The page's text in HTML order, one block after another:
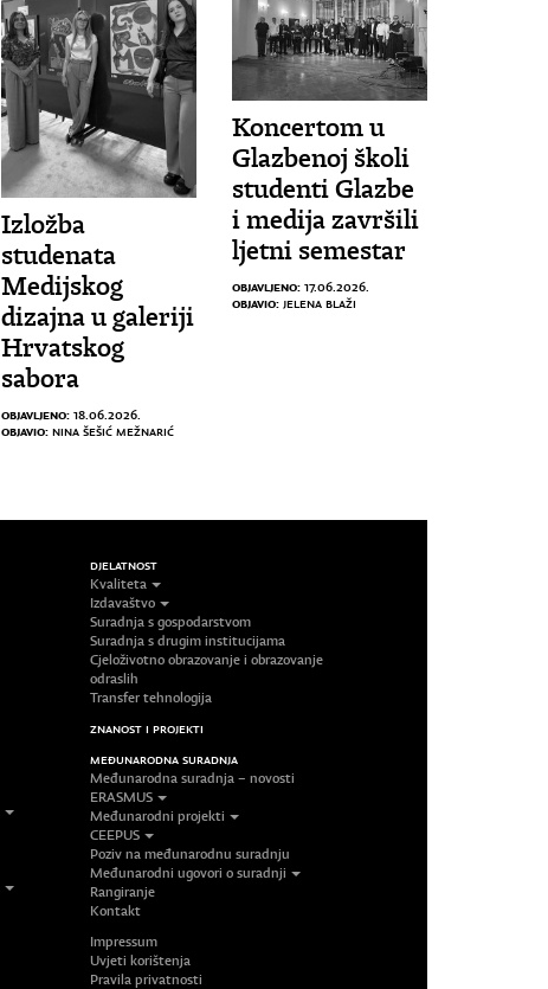
Izložba
studenata
Medijskog
dizajna u galeriji
Hrvatskog
sabora
OBJAVLJENO: 18.06.2026.
OBJAVIO: NINA ŠEŠIĆ MEŽNARIĆ
Koncertom u
Glazbenoj školi
studenti Glazbe
i medija završili
ljetni semestar
OBJAVLJENO: 17.06.2026.
OBJAVIO: JELENA BLAŽI
DJELATNOST
Kvaliteta
Izdavaštvo
Suradnja s gospodarstvom
Suradnja s drugim institucijama
Cjeloživotno obrazovanje i obrazovanje
odraslih
Transfer tehnologija
ZNANOST I PROJEKTI
MEĐUNARODNA SURADNJA
Međunarodna suradnja – novosti
ERASMUS
Međunarodni projekti
CEEPUS
Poziv na međunarodnu suradnju
Međunarodni ugovori o suradnji
Rangiranje
Kontakt
Impressum
Uvjeti korištenja
Pravila privatnosti